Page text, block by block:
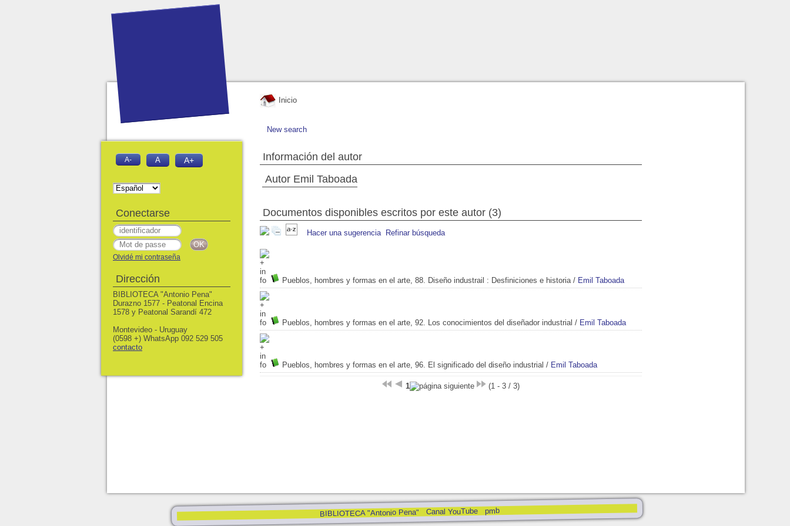
Inicio
New search
Información del autor
Autor Emil Taboada
Documentos disponibles escritos por este autor (3)
Hacer una sugerencia Refinar búsqueda
Pueblos, hombres y formas en el arte, 88. Diseño industrail : Desfiniciones e historia/ Emil Taboada
Pueblos, hombres y formas en el arte, 92. Los conocimientos del diseñador industrial / Emil Taboada
Pueblos, hombres y formas en el arte, 96. El significado del diseño industrial / Emil Taboada
1 (1 - 3 / 3)
BIBLIOTECA "Antonio Pena" Canal YouTube pmb
A- A A+
Conectarse
Olvidé mi contraseña
Dirección
BIBLIOTECA "Antonio Pena"
Durazno 1577 - Peatonal Encina
1578 y Peatonal Sarandí 472
Montevideo - Uruguay
(0598 +) WhatsApp 092 529 505
contacto